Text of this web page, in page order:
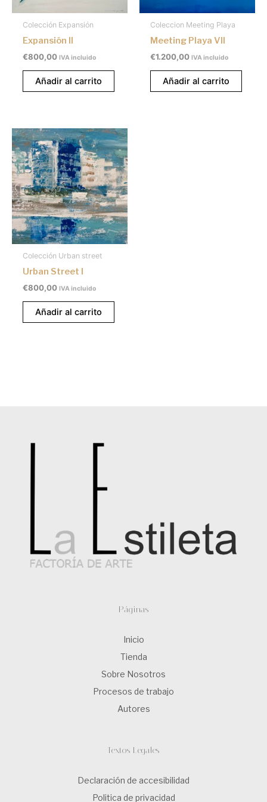
Colección Expansión
Expansión II
€800,00 IVA incluido
Añadir al carrito
Coleccion Meeting Playa
Meeting Playa VII
€1.200,00 IVA incluido
Añadir al carrito
Colección Urban street
Urban Street I
€800,00 IVA incluido
Añadir al carrito
Páginas
Inicio
Tienda
Sobre Nosotros
Procesos de trabajo
Autores
Textos Legales
Declaración de accesibilidad
Politica de privacidad